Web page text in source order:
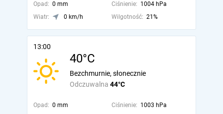
Opad: 0 mm Ciśnienie: 1004 hPa
Wiatr:
0 km/h Wilgotność: 21%
13:00
40°C
Odczuwalna 44°C
Bezchmurnie, słonecznie
Opad: 0 mm Ciśnienie: 1003 hPa